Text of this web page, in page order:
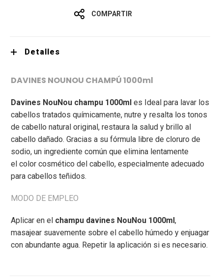
COMPARTIR
Detalles
DAVINES NOUNOU CHAMPÚ 1000ml
Davines NouNou champu 1000ml es Ideal para lavar los
cabellos tratados químicamente, nutre y resalta los tonos
de cabello natural original, restaura la salud y brillo al
cabello dañado. Gracias a su fórmula libre de cloruro de
sodio, un ingrediente común que elimina lentamente
el color cosmético del cabello, especialmente adecuado
para cabellos teñidos.
MODO DE EMPLEO
Aplicar en el champu davines NouNou 1000ml ,
masajear suavemente sobre el cabello húmedo y enjuagar
con abundante agua. Repetir la aplicación si es necesario.